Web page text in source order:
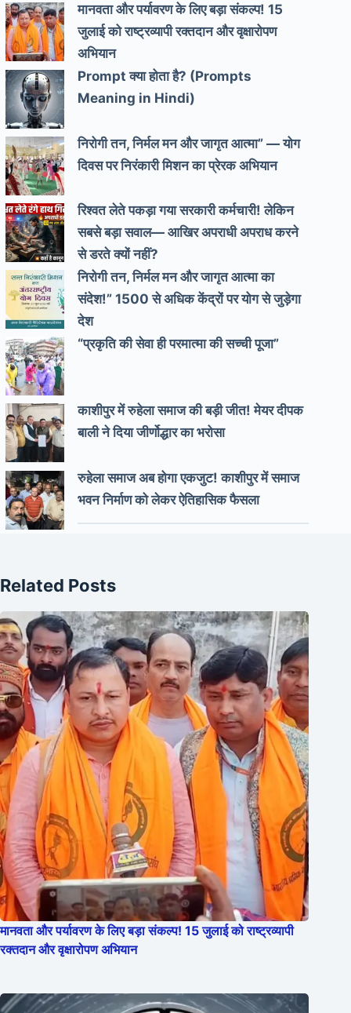
मानवता और पर्यावरण के लिए बड़ा संकल्प! 15
जुलाई को राष्ट्रव्यापी रक्तदान और वृक्षारोपण
अभियान
Prompt क्या होता है? (Prompts
Meaning in Hindi)
निरोगी तन, निर्मल मन और जागृत आत्मा” — योग
दिवस पर निरंकारी मिशन का प्रेरक अभियान
रिश्वत लेते पकड़ा गया सरकारी कर्मचारी! लेकिन
सबसे बड़ा सवाल— आखिर अपराधी अपराध करने
से डरते क्यों नहीं?
निरोगी तन, निर्मल मन और जागृत आत्मा का
संदेश!” 1500 से अधिक केंद्रों पर योग से जुड़ेगा
देश
“प्रकृति की सेवा ही परमात्मा की सच्ची पूजा”
काशीपुर में रुहेला समाज की बड़ी जीत! मेयर दीपक
बाली ने दिया जीर्णोद्धार का भरोसा
रुहेला समाज अब होगा एकजुट! काशीपुर में समाज
भवन निर्माण को लेकर ऐतिहासिक फैसला
Related Posts
मानवता और पर्यावरण के लिए बड़ा संकल्प! 15 जुलाई को राष्ट्रव्यापी
रक्तदान और वृक्षारोपण अभियान